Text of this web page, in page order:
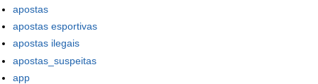
apostas
apostas esportivas
apostas ilegais
apostas_suspeitas
app